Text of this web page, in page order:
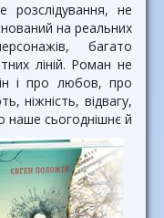
не
на реальних
багато
ліній. Роман не
і про любов, про
ніжність, відвагу,
наше сьогоднішнє й